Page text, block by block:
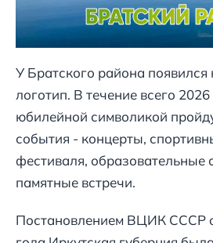
У Братского района
логотип. В течение всего
юбилейной символикой
события - концерты,
фестиваля, образовательные
памятные встречи.
Постановлением ВЦИК СССР